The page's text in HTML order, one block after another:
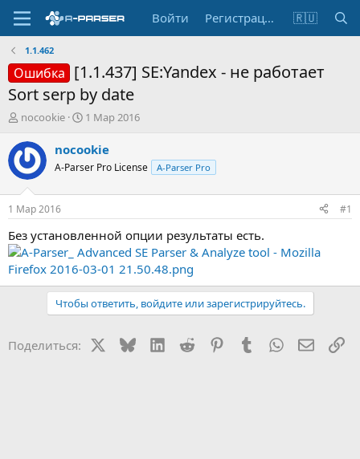
Войти Регистрация 🇷🇺
1.1.462
Ошибка [1.1.437] SE:Yandex - не работает
Sort serp by date
А
т
о
р
т
е
м
ы
nocookie
Д
т
н
а
л
1 Мар 2016
nocookie
A-Parser Pro License A-Parser Pro
1 Мар 2016 #1
Без установленной опции результаты есть.
Чтобы ответить, войдите или зарегистрируйтесь.
Поделиться: BlueskyLinkedIn
Reddit PinterestTumblr WhatsApp